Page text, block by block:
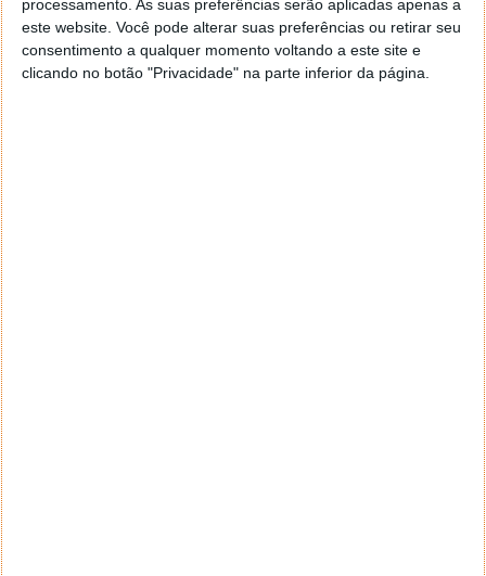
processamento. As suas preferências serão aplicadas apenas a
este website. Você pode alterar suas preferências ou retirar seu
consentimento a qualquer momento voltando a este site e
clicando no botão "Privacidade" na parte inferior da página.
ficheiros no seu Drive, mas não os próprios ficheiros.
Infelizmente, nenhum dos relatórios especificou
exatamente onde estão a surgir estes problemas.